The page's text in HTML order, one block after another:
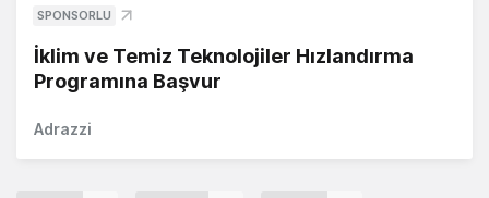
SPONSORLU
İklim ve Temiz Teknolojiler Hızlandırma
Programına Başvur
Adrazzi